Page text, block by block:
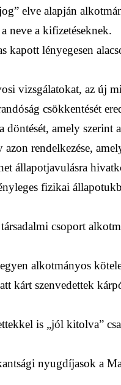
elve alapján
neve a kifizetéseknek.
lényegesen
vizsgálatokat, az új
csökkentését
amely szerint
rendelkezése,
állapotjavulásra
fizikai
csoport
alkotmányos
kárt szenvedettek
is „jól kitolva”
nyugdíjasok a